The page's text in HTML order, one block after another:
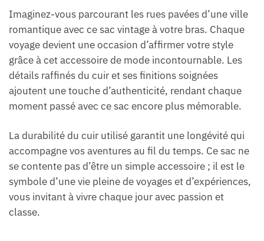
Imaginez-vous parcourant les rues pavées d’une ville
romantique avec ce sac vintage à votre bras. Chaque
voyage devient une occasion d’affirmer votre style
grâce à cet accessoire de mode incontournable. Les
détails raffinés du cuir et ses finitions soignées
ajoutent une touche d’authenticité, rendant chaque
moment passé avec ce sac encore plus mémorable.
La durabilité du cuir utilisé garantit une longévité qui
accompagne vos aventures au fil du temps. Ce sac ne
se contente pas d’être un simple accessoire ; il est le
symbole d’une vie pleine de voyages et d’expériences,
vous invitant à vivre chaque jour avec passion et
classe.